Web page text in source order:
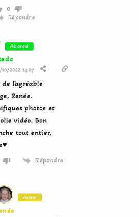
0
Répondre
Abonné
10/2022 14:07
l’agréable
Renée.
photos et
vidéo. Bon
tout entier,
Répondre
Auteur